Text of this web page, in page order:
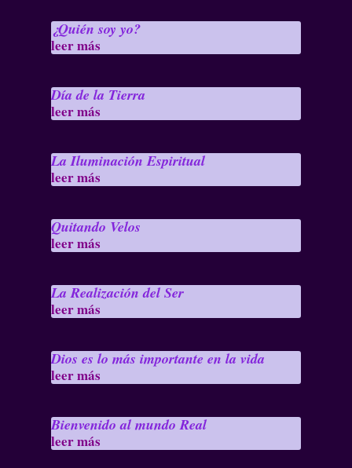
¿Quién soy yo?
leer más
Día de la Tierra
leer más
La Iluminación Espiritual
leer más
Quitando Velos
leer más
La Realización del Ser
leer más
Dios es lo más importante en la vida
leer más
Bienvenido al mundo Real
leer más